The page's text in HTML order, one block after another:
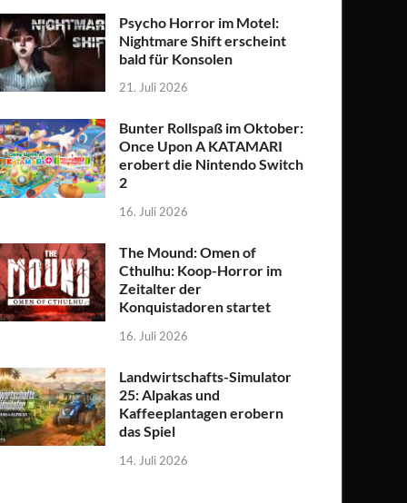
Psycho Horror im Motel:
Nightmare Shift erscheint
bald für Konsolen
21. Juli 2026
Bunter Rollspaß im Oktober:
Once Upon A KATAMARI
erobert die Nintendo Switch
2
16. Juli 2026
The Mound: Omen of
Cthulhu: Koop-Horror im
Zeitalter der
Konquistadoren startet
16. Juli 2026
Landwirtschafts-Simulator
25: Alpakas und
Kaffeeplantagen erobern
das Spiel
14. Juli 2026